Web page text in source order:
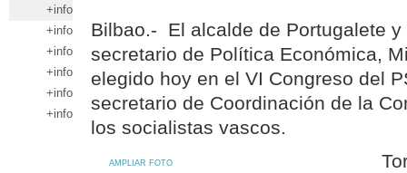
+info
+info
+info
+info
+info
+info
Bilbao.- El alcalde de Portugalete y
secretario de Política Económica,
elegido hoy en el VI Congreso del
secretario de Coordinación de la
los socialistas vascos.
AMPLIAR FOTO